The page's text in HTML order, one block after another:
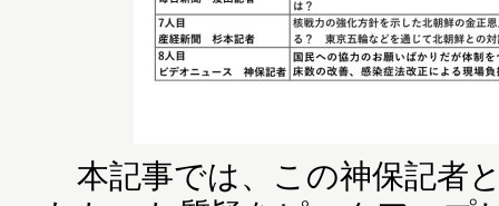
本記事では、この神保記者